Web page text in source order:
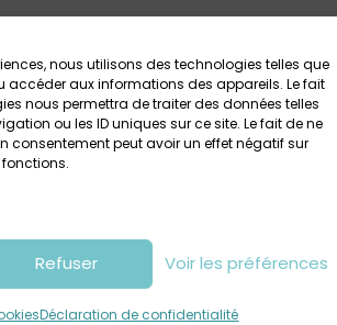
nous utilisons des technologies telles que
accéder aux informations des appareils. Le fait
nous permettra de traiter des données telles
ou les ID uniques sur ce site. Le fait de ne
consentement peut avoir un effet négatif sur
Refuser Voir les préférences
Déclaration de confidentialité
les infos surLes Archi Kurieux